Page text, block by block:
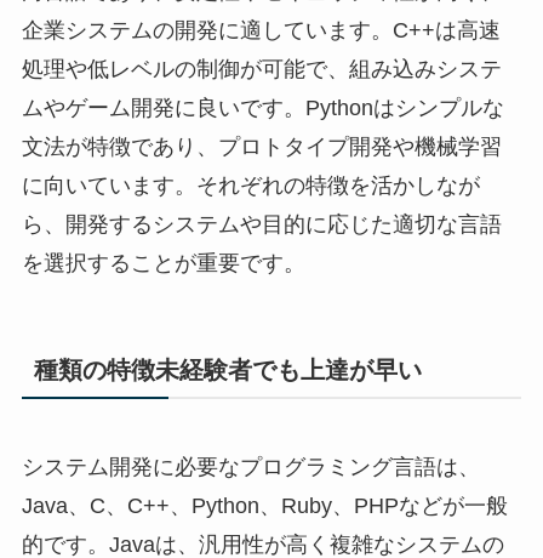
企業システムの開発に適しています。C++は高速
処理や低レベルの制御が可能で、組み込みシステ
ムやゲーム開発に良いです。Pythonはシンプルな
文法が特徴であり、プロトタイプ開発や機械学習
に向いています。それぞれの特徴を活かしなが
ら、開発するシステムや目的に応じた適切な言語
を選択することが重要です。
種類の特徴未経験者でも上達が早い
システム開発に必要なプログラミング言語は、
Java、C、C++、Python、Ruby、PHPなどが一般
的です。Javaは、汎用性が高く複雑なシステムの